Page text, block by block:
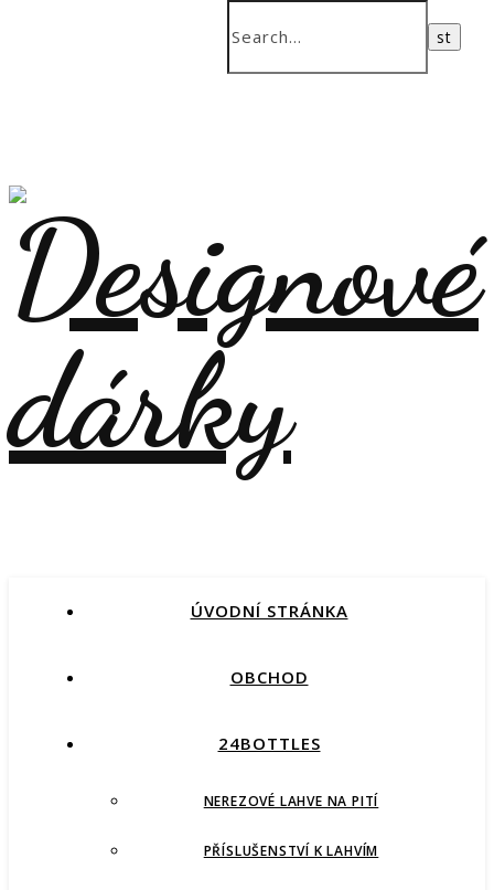
ÚVODNÍ STRÁNKA
OBCHOD
24BOTTLES
NEREZOVÉ LAHVE NA PITÍ
PŘÍSLUŠENSTVÍ K LAHVÍM